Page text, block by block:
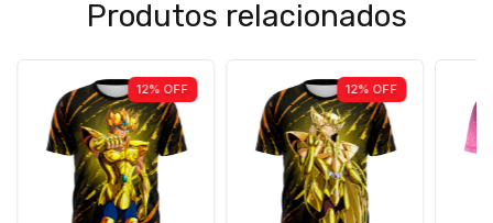
Produtos relacionados
12% OFF 12% OFF